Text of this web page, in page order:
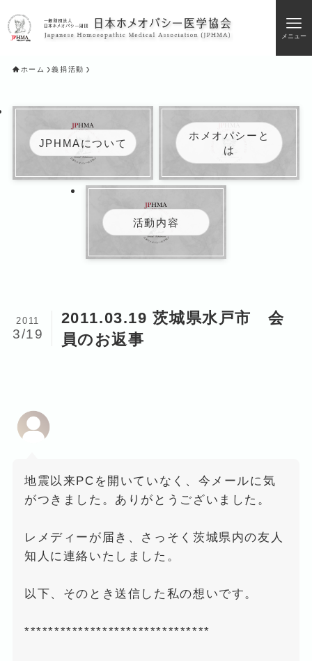
メニュー
ホーム 義捐活動
JPHMAについて
ホメオパシーと
は
活動内容
2011.03.19 茨城県水戸市 会
員のお返事
2011
3/19
地震以来PCを開いていなく、今メールに気
がつきました。ありがとうございました。
レメディーが届き、さっそく茨城県内の友人
知人に連絡いたしました。
以下、そのとき送信した私の想いです。
*******************************